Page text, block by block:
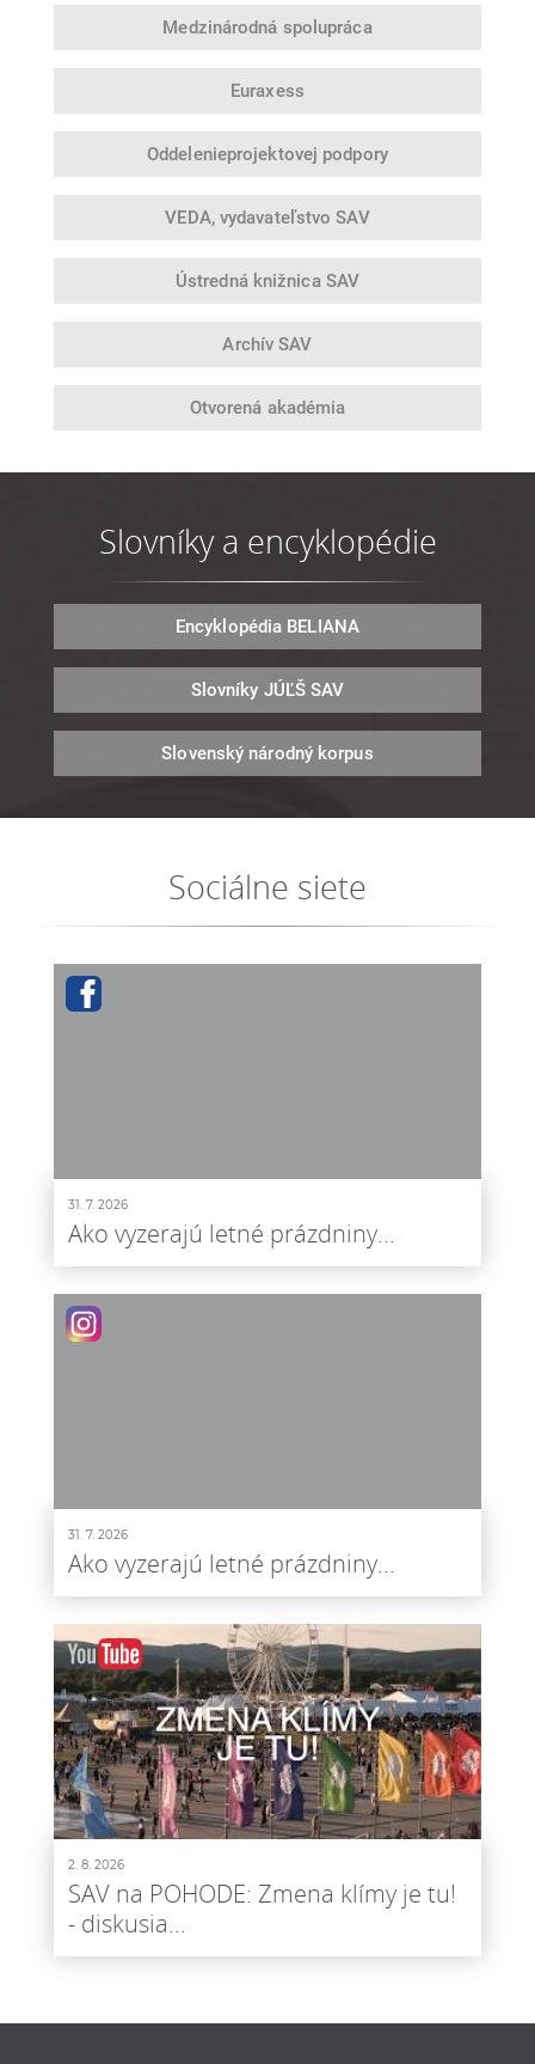
Medzinárodná spolupráca
Euraxess
Oddelenieprojektovej podpory
VEDA, vydavateľstvo SAV
Ústredná knižnica SAV
Archív SAV
Otvorená akadémia
Slovníky a encyklopédie
Encyklopédia BELIANA
Slovníky JÚĽŠ SAV
Slovenský národný korpus
Sociálne siete
31. 7. 2026
Ako vyzerajú letné prázdniny...
31. 7. 2026
Ako vyzerajú letné prázdniny...
2. 8. 2026
SAV na POHODE: Zmena klímy je tu!
- diskusia...